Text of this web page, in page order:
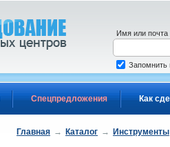
Спецпредложения Как
Имя или почта
Запомнить
Главная → Каталог → Инструменты